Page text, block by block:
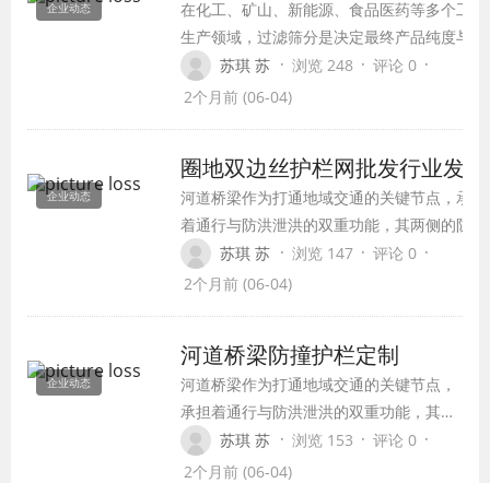
目成功的第一步。
企业动态
在化工、矿山、新能源、食品医药等多个工业
生产领域，过滤筛分是决定最终产品纯度与品
质的核心工序，不锈钢网作为筛分环节的核心
耗材，其精度、耐用性与稳定性直接影响整条
满足行业要求？
苏琪 苏 · 浏览 248 · 评论 0 ·
2个月前 (06-04)
企业动态
圈地双边丝护栏网批发行业发展
河道桥梁作为打通地域交通的关键节点，承担
着通行与防洪泄洪的双重功能，其两侧的防撞
护栏，既是保障通行在农业开发、矿山围挡、
山地养殖、光伏电站等领域，大面积圈地隔离
实、便宜”三个核心点上，而双边丝护栏网刚
好匹配这些需求，也带动了圈地双边丝护栏网
批发行业的快速发展。
苏琪 苏 · 浏览 147 · 评论 0 ·
2个月前 (06-04)
企业动态
河道桥梁防撞护栏定制
河道桥梁作为打通地域交通的关键节点，
承担着通行与防洪泄洪的双重功能，其两
侧的防撞护栏，既是保障通行安全，也关
系到河流生态景观，而河道桥梁所处的环
苏琪 苏 · 浏览 153 · 评论 0 ·
2个月前 (06-04)